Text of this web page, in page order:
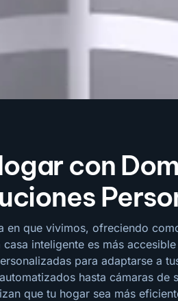
con
en que vivimos, ofreciendo
inteligente es más
para adaptarse a
hasta cámaras de
que tu hogar sea más